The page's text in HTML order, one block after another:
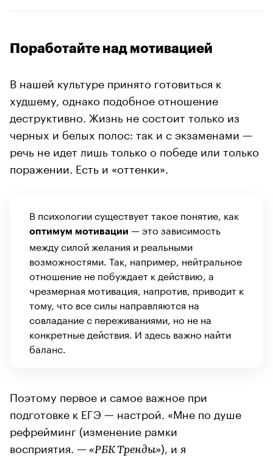
Поработайте над мотивацией
В нашей культуре принято готовиться к
худшему, однако подобное отношение
деструктивно. Жизнь не состоит только из
черных и белых полос: так и с экзаменами —
речь не идет лишь только о победе или только
поражении. Есть и «оттенки».
В психологии существует такое понятие, как
оптимум мотивации — это зависимость
между силой желания и реальными
возможностями. Так, например, нейтральное
отношение не побуждает к действию, а
чрезмерная мотивация, напротив, приводит к
тому, что все силы направляются на
совладание с переживаниями, но не на
конкретные действия. И здесь важно найти
баланс.
Поэтому первое и самое важное при
подготовке к ЕГЭ — настрой. «Мне по душе
рефрейминг (изменение рамки
восприятия. — «РБК Тренды»), и я